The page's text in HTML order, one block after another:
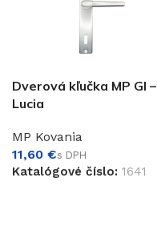
Dverová kľučka MP GI –
Lucia
MP Kovania
€
Katalógové číslo: 1641